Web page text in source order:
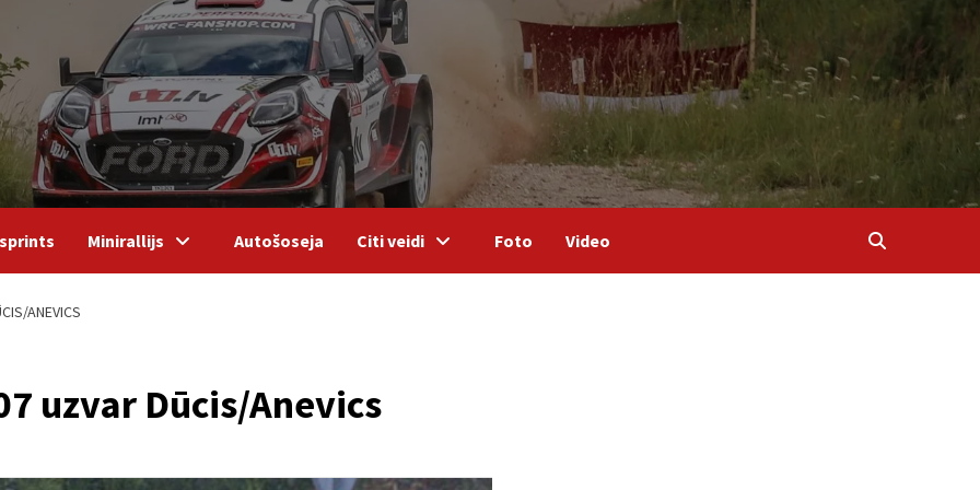
Minirallijs Autošoseja Citi veidi Foto Video
ANEVICS
uzvar Dūcis/Anevics